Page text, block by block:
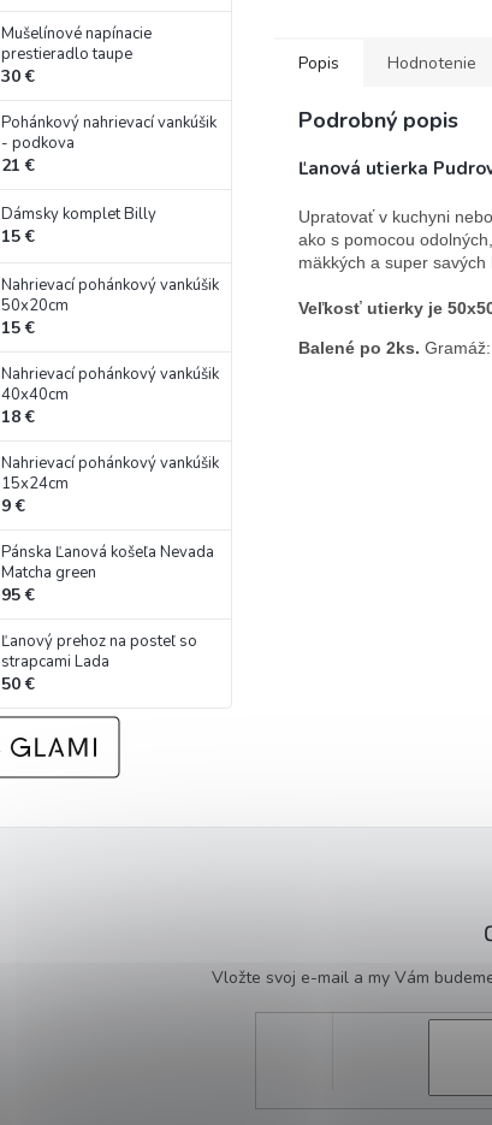
Mušelínové napínacie
prestieradlo taupe
30 €
Pohánkový nahrievací vankúšik
- podkova
21 €
Dámsky komplet Billy
15 €
Nahrievací pohánkový vankúšik
50x20cm
15 €
Nahrievací pohánkový vankúšik
40x40cm
18 €
Nahrievací pohánkový vankúšik
15x24cm
9 €
Pánska Ľanová košeľa Nevada
Matcha green
95 €
Ľanový prehoz na posteľ so
strapcami Lada
50 €
Popis Hodnotenie
Podrobný popis
Ľanová utierka
Upratovať v kuchyni
ako s pomocou odolných,
mäkkých a super savých
Veľkosť utierky je
Balené po 2ks.
Vložte svoj e-mail a my Vám